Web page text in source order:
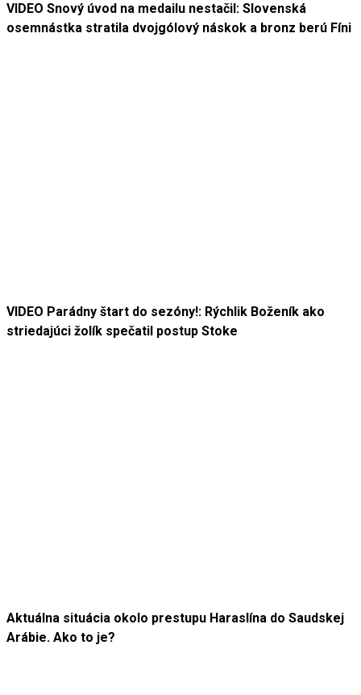
VIDEO Snový úvod na medailu nestačil: Slovenská
osemnástka stratila dvojgólový náskok a bronz berú Fíni
VIDEO Parádny štart do sezóny!: Rýchlik Boženík ako
striedajúci žolík spečatil postup Stoke
Aktuálna situácia okolo prestupu Haraslína do Saudskej
Arábie. Ako to je?